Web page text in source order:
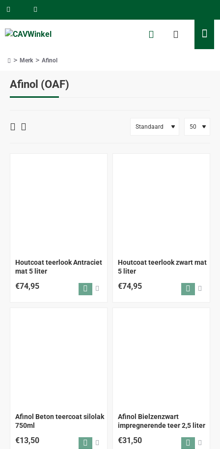
Afinol (OAF)
Merk Afinol
Houtcoat teerlook Antraciet
mat 5 liter
€74,95
Houtcoat teerlook zwart mat
5 liter
€74,95
Afinol Beton teercoat silolak
750ml
€13,50
Afinol Bielzenzwart
impregnerende teer 2,5 liter
€31,50